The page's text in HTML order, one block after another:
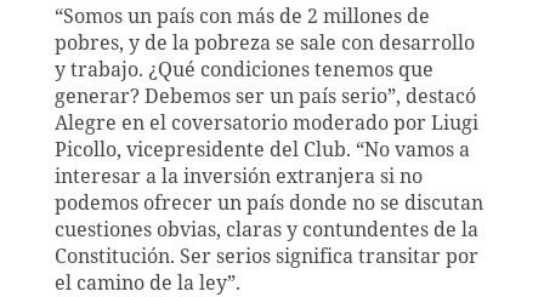
“Somos un país con más de 2 millones de
pobres, y de la pobreza se sale con desarrollo
y trabajo. ¿Qué condiciones tenemos que
generar? Debemos ser un país serio”, destacó
Alegre en el coversatorio moderado por Liugi
Picollo, vicepresidente del Club. “No vamos a
interesar a la inversión extranjera si no
podemos ofrecer un país donde no se discutan
cuestiones obvias, claras y contundentes de la
Constitución. Ser serios significa transitar por
el camino de la ley”.